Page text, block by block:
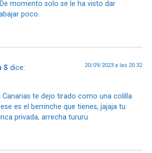
momento solo se le ha visto dar
poco.
S dice: 20/09/2023 a las 20:32
te dejo tirado como una colilla
es el berrinche que tienes, jajaja tu
privada, arrecha tururu